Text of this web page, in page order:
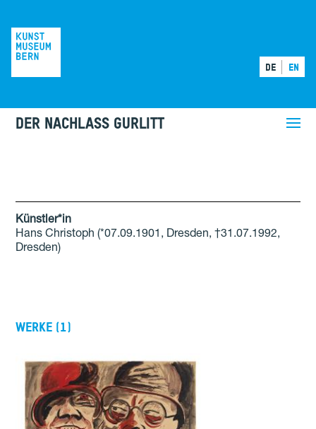
DE EN
DER NACHLASS GURLITT
Künstler*in
Hans Christoph (*07.09.1901, Dresden, †31.07.1992,
Dresden)
Werke (1)